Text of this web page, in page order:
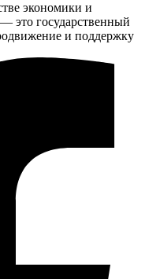
экономики и
это государственный
и поддержку